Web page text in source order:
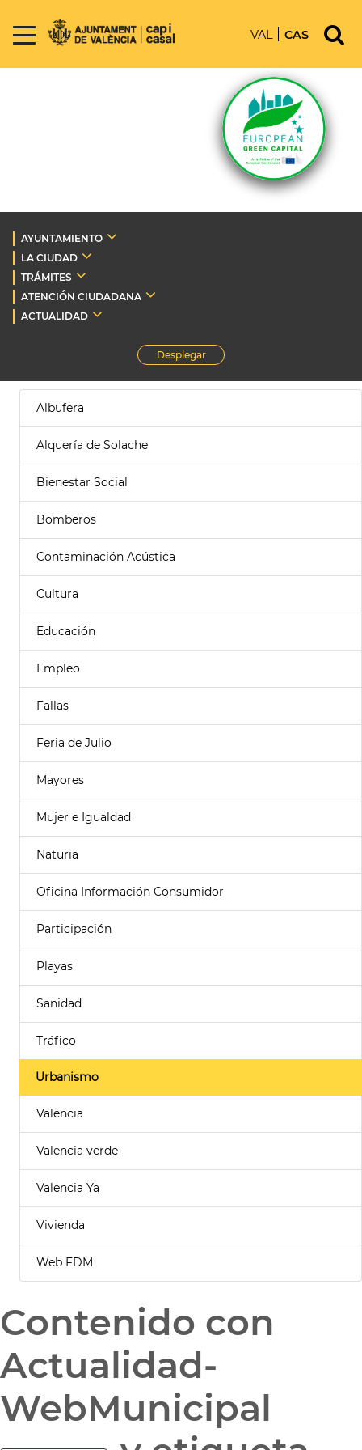
VAL CAS
AYUNTAMIENTO
LA CIUDAD
TRÁMITES
ATENCIÓN CIUDADANA
ACTUALIDAD
Desplegar
Albufera
Alquería de Solache
Bienestar Social
Bomberos
Contaminación Acústica
Cultura
Educación
Empleo
Fallas
Feria de Julio
Mayores
Mujer e Igualdad
Naturia
Oficina Información Consumidor
Participación
Playas
Sanidad
Tráfico
Urbanismo
Valencia
Valencia verde
Valencia Ya
Vivienda
Web FDM
Contenido con
Actualidad-
WebMunicipal